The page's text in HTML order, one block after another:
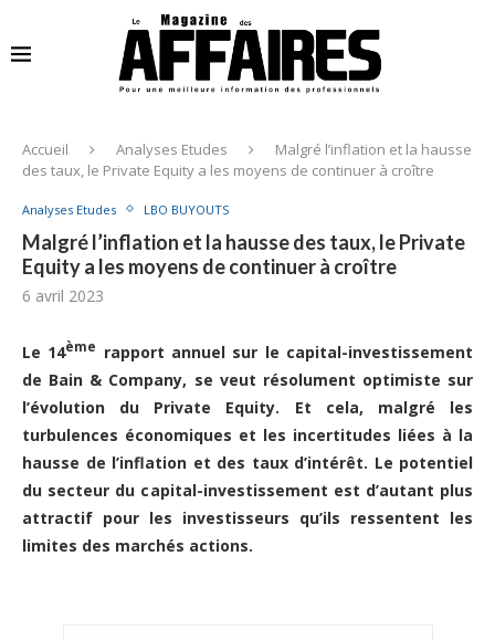
Accueil Analyses Etudes
Malgré l’inflation et la hausse
des taux, le Private Equity a les moyens de continuer à croître
Analyses Etudes LBO BUYOUTS
Malgré l’inflation et la hausse des taux, le Private
Equity a les moyens de continuer à croître
6 avril 2023
Le 14ème rapport annuel sur le capital-investissement
de Bain & Company, se veut résolument optimiste sur
l’évolution du Private Equity. Et cela, malgré les
turbulences économiques et les incertitudes liées à la
hausse de l’inflation et des taux d’intérêt. Le potentiel
du secteur du capital-investissement est d’autant plus
attractif pour les investisseurs qu’ils ressentent les
limites des marchés actions.